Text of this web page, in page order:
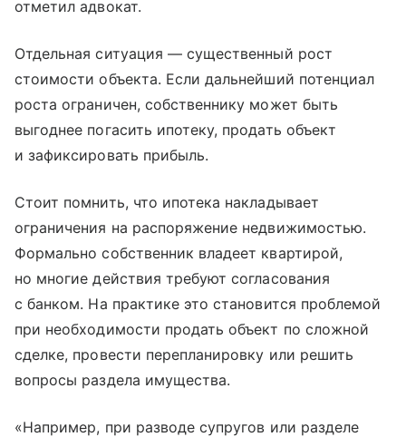
отметил адвокат.
Отдельная ситуация — существенный рост
стоимости объекта. Если дальнейший потенциал
роста ограничен, собственнику может быть
выгоднее погасить ипотеку, продать объект
и зафиксировать прибыль.
Стоит помнить, что ипотека накладывает
ограничения на распоряжение недвижимостью.
Формально собственник владеет квартирой,
но многие действия требуют согласования
с банком. На практике это становится проблемой
при необходимости продать объект по сложной
сделке, провести перепланировку или решить
вопросы раздела имущества.
«Например, при разводе супругов или разделе